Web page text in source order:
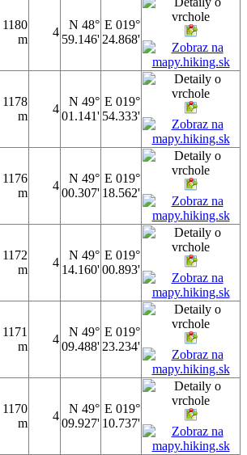
1180
m
4
N 48°
59.146'
E 019°
24.868'
1178
m
4
N 49°
01.141'
E 019°
54.333'
1176
m
4
N 49°
00.307'
E 019°
18.562'
1172
m
4
N 49°
14.160'
E 019°
00.893'
1171
m
4
N 49°
09.488'
E 019°
23.234'
1170
m
4
N 49°
09.927'
E 019°
10.737'